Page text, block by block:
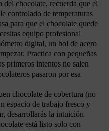
del chocolate, recuerda que el
controlado de temperaturas
para que el chocolate quede
equipo profesional
digital, un bol de acero
Practica con pequeñas
primeros intentos no salen
pasaron por esa
chocolate de cobertura (no
espacio de trabajo fresco y
desarrollarás la intuición
está listo solo con